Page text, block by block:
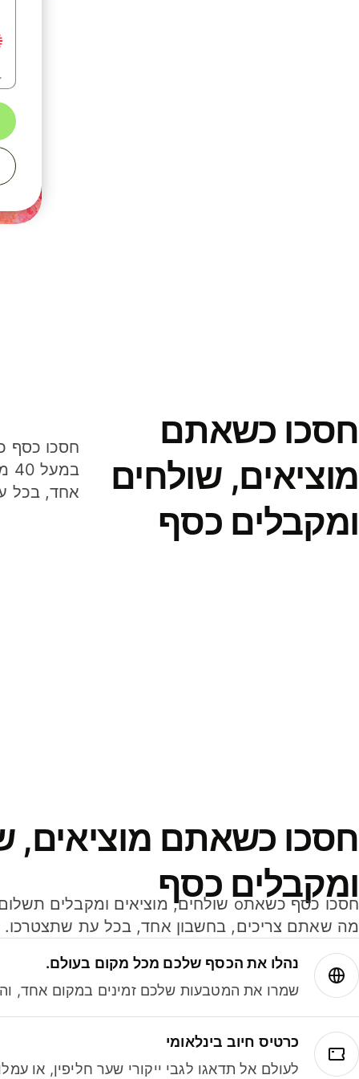
חסכו כשאתם
מוציאים, שולחים
ומקבלים כסף
אחד, בכל
חסכו כשאתם מוציאים,
ומקבלים כסף
מה שאתם צריכים, בחשבון אחד, בכל עת שתצטרכו.
נהלו את הכסף שלכם מכל מקום בעולם.
שמרו את המטבעות שלכם זמינים במקום אחד,
כרטיס חיוב בינלאומי
לעולם אל תדאגו לגבי ייקורי שער חליפין, או